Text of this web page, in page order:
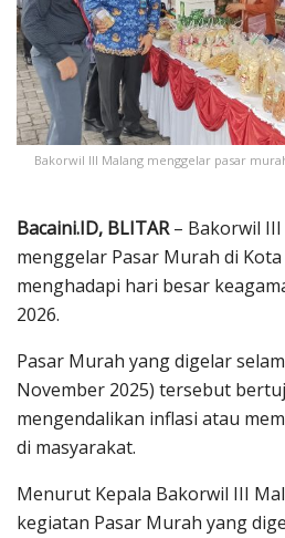
Bakorwil III Malang menggelar pasar
Bacaini.ID, BLITAR– Bakorwil III
menggelar Pasar Murah di
menghadapi hari besar
2026.
Pasar Murah yang digelar
November 2025) tersebut
mengendalikan inflasi atau
di masyarakat.
Menurut Kepala Bakorwil III
kegiatan Pasar Murah yang